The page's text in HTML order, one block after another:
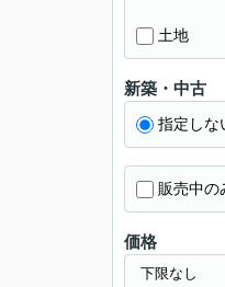
土地
新築・中古
指定しな
販売中の
価格